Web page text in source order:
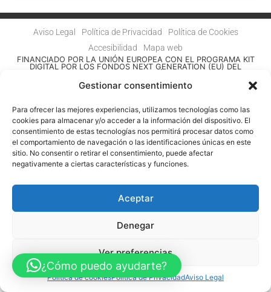
Gestionar consentimiento
Para ofrecer las mejores experiencias, utilizamos tecnologías como las
cookies para almacenar y/o acceder a la información del dispositivo. El
consentimiento de estas tecnologías nos permitirá procesar datos como
el comportamiento de navegación o las identificaciones únicas en este
sitio. No consentir o retirar el consentimiento, puede afectar
negativamente a ciertas características y funciones.
Aceptar
Denegar
Ver preferencias
Política de cookiesPolítica de PrivacidadAviso Legal
Aviso Legal Política de Privacidad
Política de Cookies
Accesibilidad
Mapa web
FINANCIADO POR LA UNIÓN EUROPEA CON EL PROGRAMA KIT
DIGITAL POR LOS FONDOS NEXT GENERATION (EU) DEL
¿Cómo puedo ayudarte?